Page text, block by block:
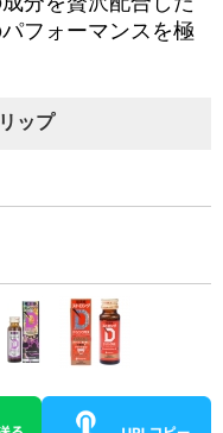
フォーマンスを極
ップ